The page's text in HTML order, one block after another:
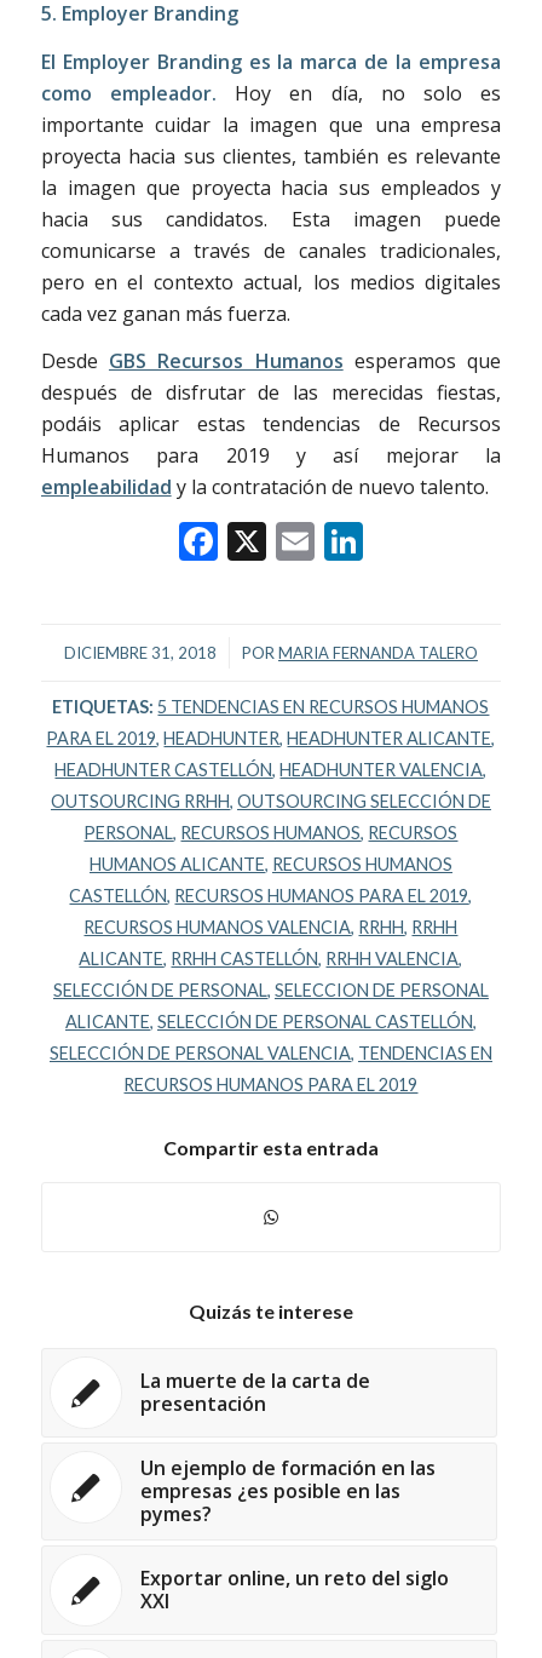
5. Employer Branding
El Employer Branding es la marca de la empresa
como empleador. Hoy en día, no solo es
importante cuidar la imagen que una empresa
proyecta hacia sus clientes, también es relevante
la imagen que proyecta hacia sus empleados y
hacia sus candidatos. Esta imagen puede
comunicarse a través de canales tradicionales,
pero en el contexto actual, los medios digitales
cada vez ganan más fuerza.
Desde GBS Recursos Humanos esperamos que
después de disfrutar de las merecidas fiestas,
podáis aplicar estas tendencias de Recursos
Humanos para 2019 y así mejorar la
empleabilidad y la contratación de nuevo talento.
Facebook
X EmailLinkedIn
DICIEMBRE 31, 2018
/ PORMARIA FERNANDA TALERO
ETIQUETAS: 5 TENDENCIAS EN RECURSOS HUMANOS
PARA EL 2019,HEADHUNTER,HEADHUNTER ALICANTE,
HEADHUNTER CASTELLÓN,HEADHUNTER VALENCIA,
OUTSOURCING RRHH, OUTSOURCING SELECCIÓN DE
PERSONAL, RECURSOS HUMANOS, RECURSOS
HUMANOS ALICANTE, RECURSOS HUMANOS
CASTELLÓN, RECURSOS HUMANOS PARA EL 2019,
RECURSOS HUMANOS VALENCIA, RRHH, RRHH
ALICANTE, RRHH CASTELLÓN, RRHH VALENCIA,
SELECCIÓN DE PERSONAL, SELECCION DE PERSONAL
ALICANTE, SELECCIÓN DE PERSONAL CASTELLÓN,
SELECCIÓN DE PERSONAL VALENCIA, TENDENCIAS EN
RECURSOS HUMANOS PARA EL 2019
Compartir esta entrada
Quizás te interese
La muerte de la carta de
presentación
Un ejemplo de formación en las
empresas ¿es posible en las
pymes?
Exportar online, un reto del siglo
XXI